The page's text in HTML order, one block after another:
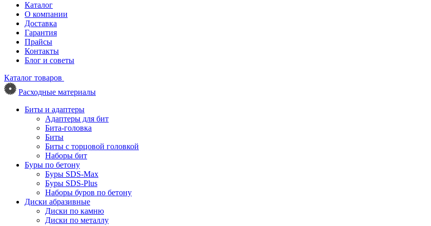
Каталог
О компании
Доставка
Гарантия
Прайсы
Контакты
Блог и советы
Каталог товаров
Расходные материалы
Биты и адаптеры
Адаптеры для бит
Бита-головка
Биты
Биты с торцовой головкой
Наборы бит
Буры по бетону
Буры SDS-Max
Буры SDS-Plus
Наборы буров по бетону
Диски абразивные
Диски по камню
Диски по металлу